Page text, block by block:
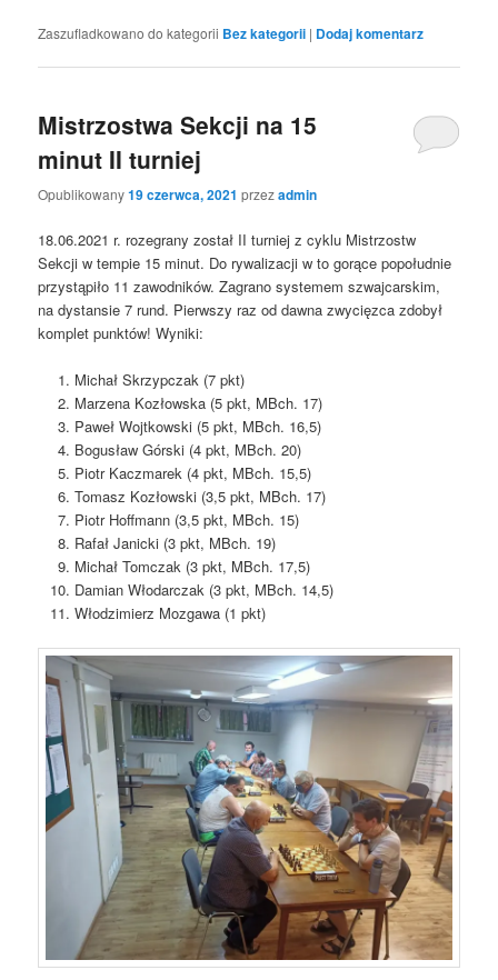
Zaszufladkowano do kategorii Bez kategorii | Dodaj komentarz
Mistrzostwa Sekcji na 15
minut II turniej
Opublikowany19 czerwca, 2021 przezadmin
18.06.2021 r. rozegrany został II turniej z cyklu Mistrzostw
Sekcji w tempie 15 minut. Do rywalizacji w to gorące popołudnie
przystąpiło 11 zawodników. Zagrano systemem szwajcarskim,
na dystansie 7 rund. Pierwszy raz od dawna zwycięzca zdobył
komplet punktów! Wyniki:
Michał Skrzypczak (7 pkt)
Marzena Kozłowska (5 pkt, MBch. 17)
Paweł Wojtkowski (5 pkt, MBch. 16,5)
Bogusław Górski (4 pkt, MBch. 20)
Piotr Kaczmarek (4 pkt, MBch. 15,5)
Tomasz Kozłowski (3,5 pkt, MBch. 17)
Piotr Hoffmann (3,5 pkt, MBch. 15)
Rafał Janicki (3 pkt, MBch. 19)
Michał Tomczak (3 pkt, MBch. 17,5)
Damian Włodarczak (3 pkt, MBch. 14,5)
Włodzimierz Mozgawa (1 pkt)